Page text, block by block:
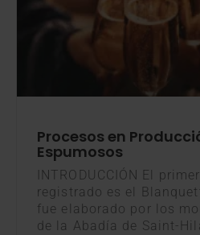
Procesos en
Espumosos
INTRODUCCIÓN El
registrado es el
fue elaborado por los
de la Abadía de Saint-